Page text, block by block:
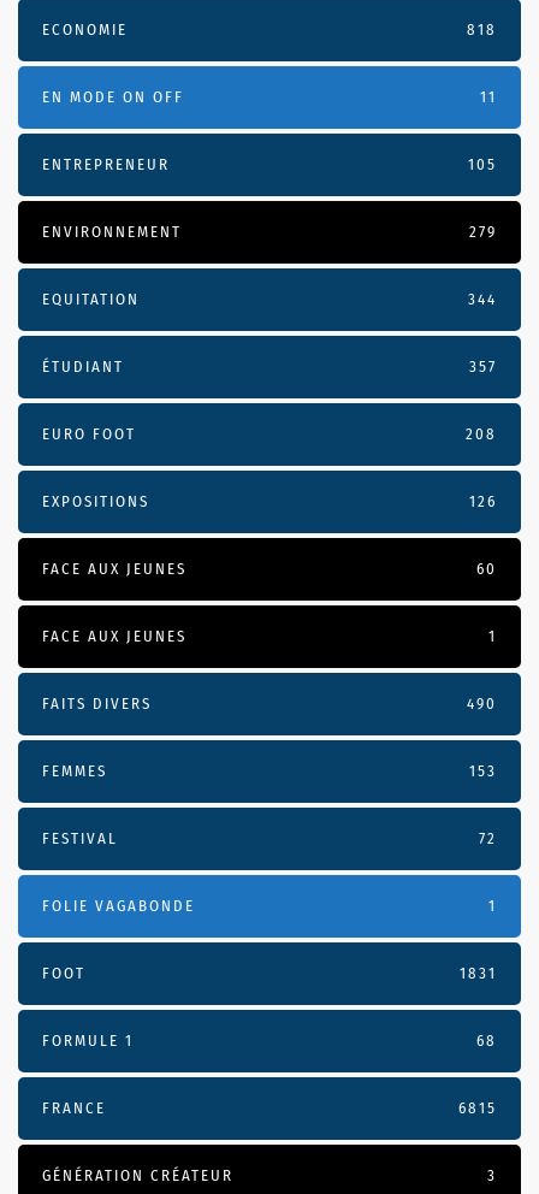
ECONOMIE 818
EN MODE ON OFF 11
ENTREPRENEUR 105
ENVIRONNEMENT 279
EQUITATION 344
ÉTUDIANT 357
EURO FOOT 208
EXPOSITIONS 126
FACE AUX JEUNES 60
FACE AUX JEUNES 1
FAITS DIVERS 490
FEMMES 153
FESTIVAL 72
FOLIE VAGABONDE 1
FOOT 1831
FORMULE 1 68
FRANCE 6815
GÉNÉRATION CRÉATEUR 3